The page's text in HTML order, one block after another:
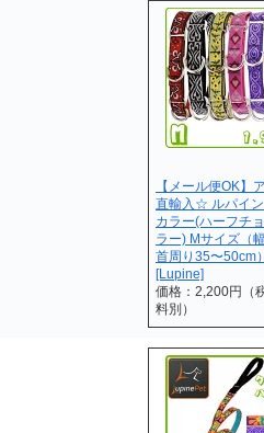
【メール便OK】
直輸入☆ ルパイ
カラー(ハーフチ
ラー) Mサイズ（
首周り35〜50cm）
[Lupine]
価格：2,200円（
料別）